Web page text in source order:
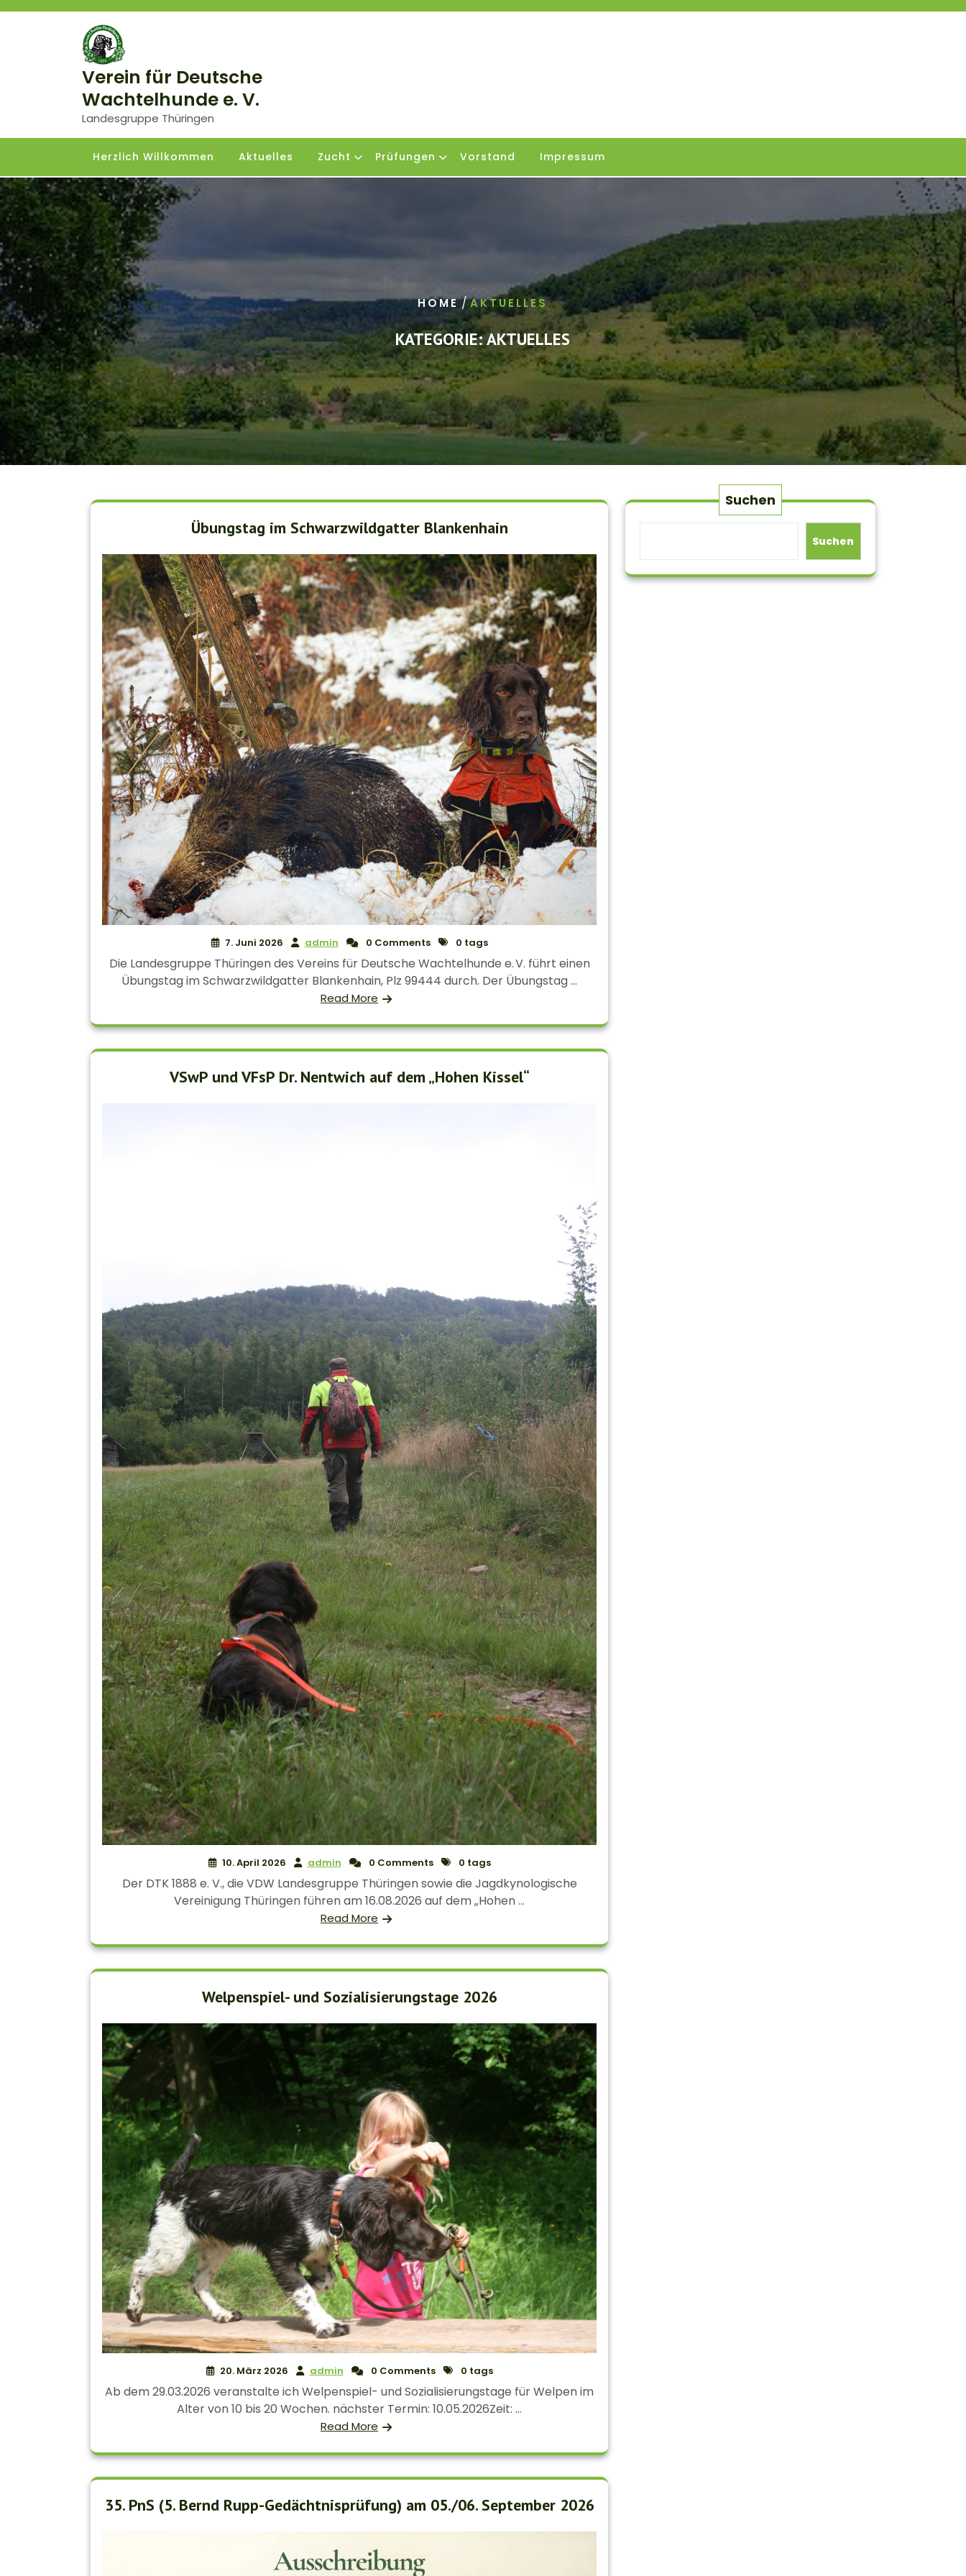
Skip
Verein für Deutsche
Wachtelhunde e. V.
Landesgruppe Thüringen
Herzlich Willkommen Aktuelles Zucht Prüfungen Vorstand Impressum
HOME/AKTUELLES
KATEGORIE:AKTUELLES
Übungstag im Schwarzwildgatter Blankenhain
7. Juni 2026 admin 0 Comments 0 tags
Die Landesgruppe Thüringen des Vereins für Deutsche Wachtelhunde e. V. führt einen
Übungstag im Schwarzwildgatter Blankenhain, Plz 99444 durch. Der Übungstag ...
Read More
VSwP und VFsP Dr. Nentwich auf dem „Hohen Kissel“
10. April 2026 admin 0 Comments 0 tags
Der DTK 1888 e. V., die VDW Landesgruppe Thüringen sowie die Jagdkynologische
Vereinigung Thüringen führen am 16.08.2026 auf dem „Hohen ...
Read More
Welpenspiel- und Sozialisierungstage 2026
20. März 2026 admin 0 Comments 0 tags
Ab dem 29.03.2026 veranstalte ich Welpenspiel- und Sozialisierungstage für Welpen im
Alter von 10 bis 20 Wochen. nächster Termin: 10.05.2026Zeit: ...
Read More
35. PnS (5. Bernd Rupp-Gedächtnisprüfung) am 05./06. September 2026
Suchen
Suchen